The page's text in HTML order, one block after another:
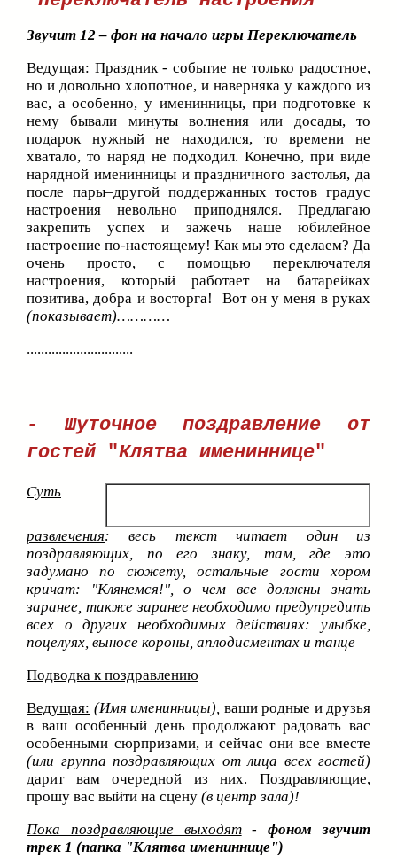
Звучит 12 – фон на начало игры Переключатель
Ведущая: Праздник - событие не только радостное,
но и довольно хлопотное, и наверняка у каждого из
вас, а особенно, у именинницы, при подготовке к
нему бывали минуты волнения или досады, то
подарок нужный не находился, то времени не
хватало, то наряд не подходил. Конечно, при виде
нарядной именинницы и праздничного застолья, да
после пары–другой поддержанных тостов градус
настроения невольно приподнялся. Предлагаю
закрепить успех и зажечь наше юбилейное
настроение по-настоящему! Как мы это сделаем? Да
очень просто, с помощью переключателя
настроения, который работает на батарейках
позитива, добра и восторга! Вот он у меня в руках
(показывает)…………
..............................
- Шуточное поздравление от
гостей "Клятва имениннице"
Суть
развлечения: весь текст читает один из
поздравляющих, по его знаку, там, где это
задумано по сюжету, остальные гости хором
кричат:
"Клянемся!", о чем все должны знать
заранее, также заранее необходимо предупредить
всех о других необходимых действиях: улыбке,
поцелуях, выносе короны, аплодисментах и танце
Подводка к поздравлению
Ведущая: (Имя именинницы), ваши родные и друзья
в ваш особенный день продолжают радовать вас
особенными сюрпризами, и сейчас они все вместе
(или группа поздравляющих от лица всех гостей)
дарит вам очередной из них. Поздравляющие,
прошу вас выйти на сцену (в центр зала)!
Пока поздравляющие выходят-фоном звучит
трек 1 (папка "Клятва имениннице")